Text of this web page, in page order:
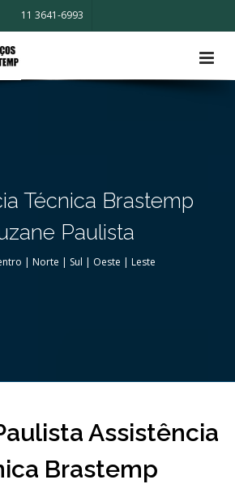
11 3641-6993
Técnica Brastemp
Paulista
| Norte | Sul | Oeste | Leste
Assistência
Brastemp